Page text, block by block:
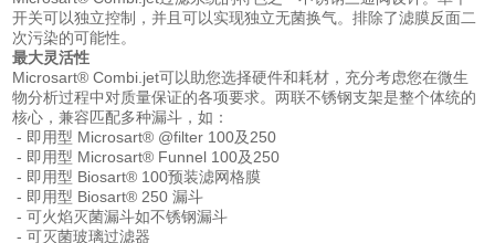
开关可以独立控制，并且可以实现独立无菌换气。排除了滤膜反面二
次污染的可能性。
最大灵活性
Microsart® Combi.jet可以助您选择硬件和耗材，充分考虑您在微生
物分析过程中对质量保证的各项要求。两联不锈钢支架是整个体统的
核心，兼容匹配多种漏斗，如：
- 即用型 Microsart® @filter 100及250
- 即用型 Microsart® Funnel 100及250
- 即用型 Biosart® 100预装滤网格膜
- 即用型 Biosart® 250 漏斗
- 可火焰灭菌漏斗如不锈钢漏斗
- 可灭菌玻璃过滤器